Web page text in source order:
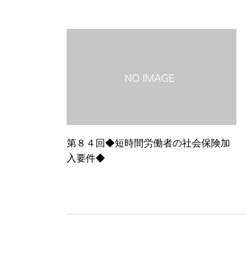
第８４回◆短時間労働者の社会保険加
入要件◆